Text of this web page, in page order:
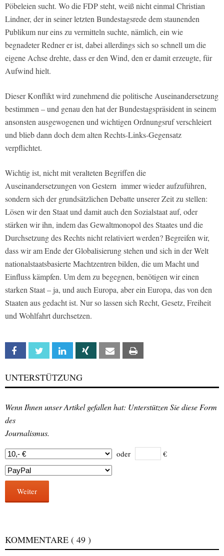
Pöbeleien sucht. Wo die FDP steht, weiß nicht einmal Christian
Lindner, der in seiner letzten Bundestagsrede dem staunenden
Publikum nur eins zu vermitteln suchte, nämlich, ein wie
begnadeter Redner er ist, dabei allerdings sich so schnell um die
eigene Achse drehte, dass er den Wind, den er damit erzeugte, für
Aufwind hielt.
Dieser Konflikt wird zunehmend die politische Auseinandersetzung
bestimmen – und genau den hat der Bundestagspräsident in seinem
ansonsten ausgewogenen und wichtigen Ordnungsruf verschleiert
und blieb dann doch dem alten Rechts-Links-Gegensatz
verpflichtet.
Wichtig ist, nicht mit veralteten Begriffen die
Auseinandersetzungen von Gestern immer wieder aufzuführen,
sondern sich der grundsätzlichen Debatte unserer Zeit zu stellen:
Lösen wir den Staat und damit auch den Sozialstaat auf, oder
stärken wir ihn, indem das Gewaltmonopol des Staates und die
Durchsetzung des Rechts nicht relativiert werden? Begreifen wir,
dass wir am Ende der Globalisierung stehen und sich in der Welt
nationalstaatsbasierte Machtzentren bilden, die um Macht und
Einfluss kämpfen. Um dem zu begegnen, benötigen wir einen
starken Staat – ja, und auch Europa, aber ein Europa, das von den
Staaten aus gedacht ist. Nur so lassen sich Recht, Gesetz, Freiheit
und Wohlfahrt durchsetzen.
Facebook Twitter Linkedin Xing Email
UNTERSTÜTZUNG
Wenn Ihnen unser Artikel gefallen hat: Unterstützen Sie diese Form
des
Journalismus.
oder €
Weiter
KOMMENTARE ( 49 )